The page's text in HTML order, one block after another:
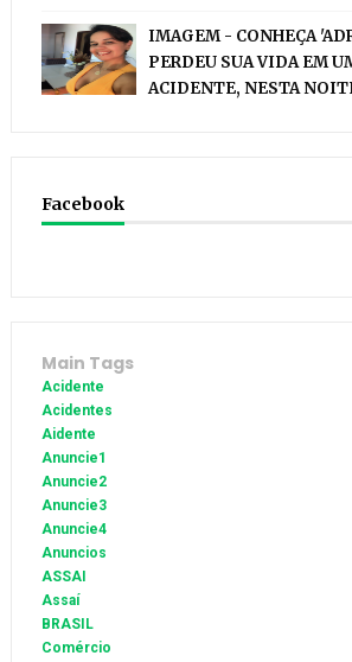
IMAGEM - CONHEÇA
PERDEU SUA VIDA EM
ACIDENTE, NESTA
Facebook
Main Tags
Acidente
Acidentes
Aidente
Anuncie1
Anuncie2
Anuncie3
Anuncie4
Anuncios
ASSAI
Assaí
BRASIL
Comércio